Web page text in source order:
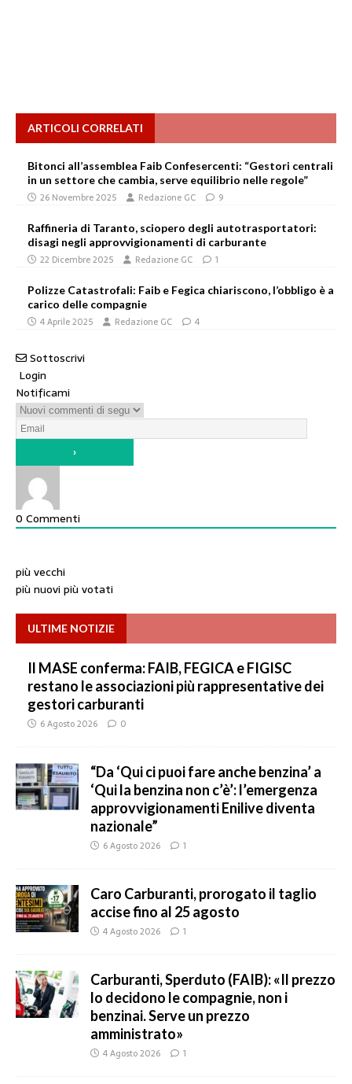
ARTICOLI CORRELATI
Bitonci all’assemblea Faib Confesercenti: “Gestori centrali
in un settore che cambia, serve equilibrio nelle regole”
26 Novembre 2025 Redazione GC 9
Raffineria di Taranto, sciopero degli autotrasportatori:
disagi negli approvvigionamenti di carburante
22 Dicembre 2025 Redazione GC 1
Polizze Catastrofali: Faib e Fegica chiariscono, l’obbligo è a
carico delle compagnie
4 Aprile 2025 Redazione GC 4
Sottoscrivi
Login
Notificami
0 Commenti
più vecchi
più nuovi più votati
ULTIME NOTIZIE
Il MASE conferma: FAIB, FEGICA e FIGISC
restano le associazioni più rappresentative dei
gestori carburanti
6 Agosto 2026 0
“Da ‘Qui ci puoi fare anche benzina’ a
‘Qui la benzina non c’è’: l’emergenza
approvvigionamenti Enilive diventa
nazionale”
6 Agosto 2026 1
Caro Carburanti, prorogato il taglio
accise fino al 25 agosto
4 Agosto 2026 1
Carburanti, Sperduto (FAIB): «Il prezzo
lo decidono le compagnie, non i
benzinai. Serve un prezzo
amministrato»
4 Agosto 2026 1